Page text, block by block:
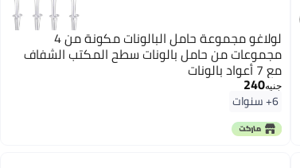
لولاغو مجموعة حامل البالونات مكونة من 4
مجموعات من حامل بالونات سطح المكتب الشفاف
مع 7 أعواد بالونات
جنيه240
6+ سنوات